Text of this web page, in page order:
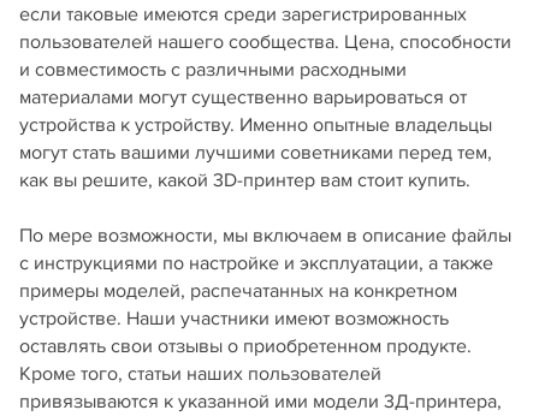
если таковые имеются среди зарегистрированных
пользователей нашего сообщества. Цена, способности
и совместимость с различными расходными
материалами могут существенно варьироваться от
устройства к устройству. Именно опытные владельцы
могут стать вашими лучшими советниками перед тем,
как вы решите, какой 3D-принтер вам стоит купить.
По мере возможности, мы включаем в описание файлы
с инструкциями по настройке и эксплуатации, а также
примеры моделей, распечатанных на конкретном
устройстве. Наши участники имеют возможность
оставлять свои отзывы о приобретенном продукте.
Кроме того, статьи наших пользователей
привязываются к указанной ими модели 3Д-принтера,